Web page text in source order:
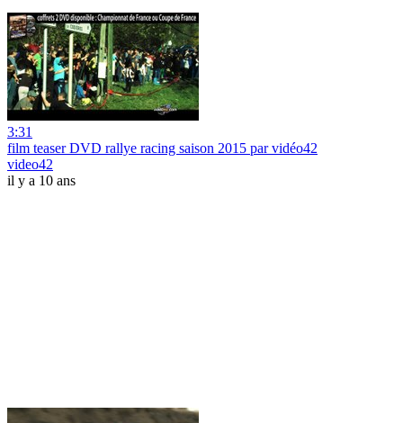
3:31
film teaser DVD rallye racing saison 2015 par vidéo42
video42
il y a 10 ans